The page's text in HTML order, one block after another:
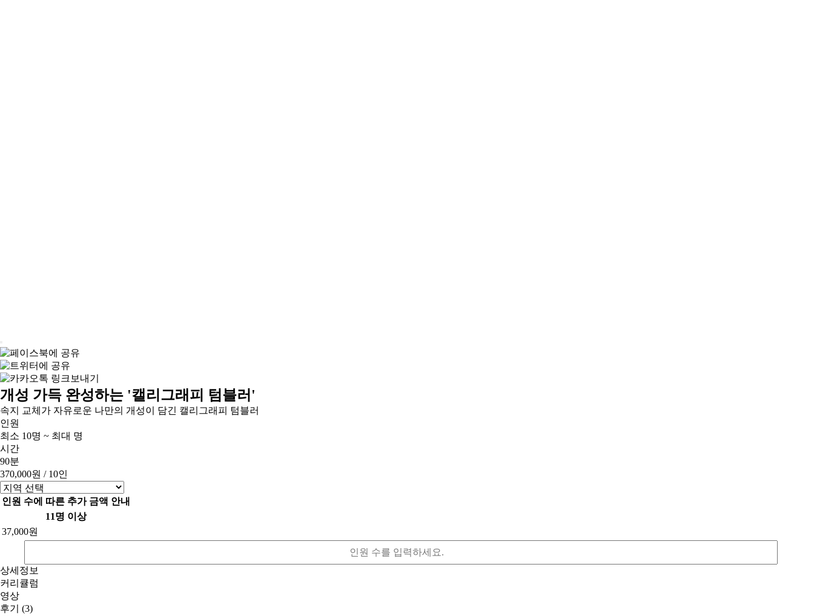
개성 가득 완성하는 '캘리그래피 텀블러'
속지 교체가 자유로운 나만의 개성이 담긴 캘리그래피 텀블러
인원
최소 10명 ~ 최대 명
시간
90분
370,000원 / 10인
인원 수에 따른 추가 금액 안내
11명 이상
37,000원
상세정보
커리큘럼
영상
후기 (3)